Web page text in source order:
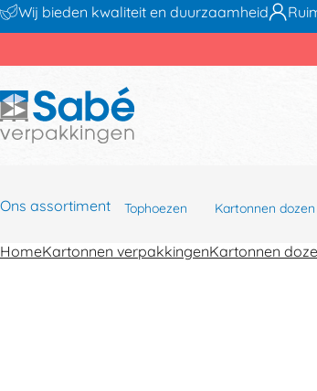
Wij bieden kwaliteit en duurzaamheid
Ons assortiment Tophoezen Kartonnen dozen
HomeKartonnen verpakkingenKartonnen